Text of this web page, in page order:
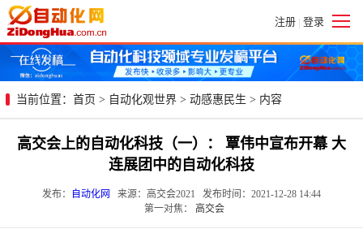
注册 | 登录
当前位置： 首页 > 自动化观世界 > 动感惠民生 > 内容
高交会上的自动化科技（一）： 覃伟中宣布开幕 大
连展团中的自动化科技
发布： 自动化网
来源：高交会2021 发布时间：2021-12-28 14:44
第一对焦： 高交会